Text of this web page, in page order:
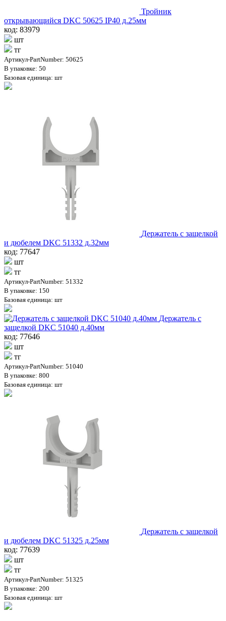
Тройник
открывающийся DKC 50625 IP40 д.25мм
код: 83979
шт
тг
Артикул-PartNumber: 50625
В упаковке: 50
Базовая единица: шт
Держатель с защелкой
и дюбелем DKC 51332 д.32мм
код: 77647
шт
тг
Артикул-PartNumber: 51332
В упаковке: 150
Базовая единица: шт
Держатель с
защелкой DKC 51040 д.40мм
код: 77646
шт
тг
Артикул-PartNumber: 51040
В упаковке: 800
Базовая единица: шт
Держатель с защелкой
и дюбелем DKC 51325 д.25мм
код: 77639
шт
тг
Артикул-PartNumber: 51325
В упаковке: 200
Базовая единица: шт